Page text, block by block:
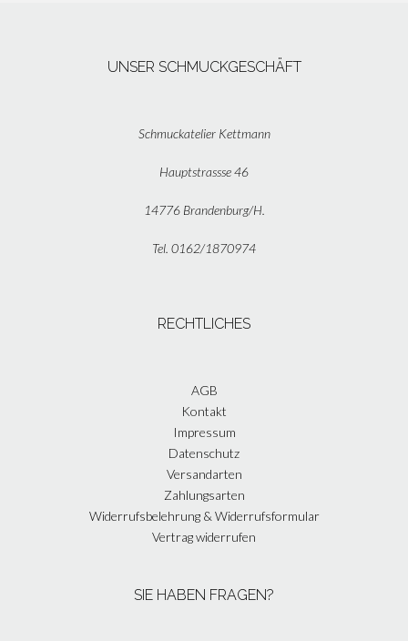
UNSER SCHMUCKGESCHÄFT
Schmuckatelier Kettmann
Hauptstrassse 46
14776 Brandenburg/H.
Tel. 0162/1870974
RECHTLICHES
AGB
Kontakt
Impressum
Datenschutz
Versandarten
Zahlungsarten
Widerrufsbelehrung & Widerrufsformular
Vertrag widerrufen
SIE HABEN FRAGEN?